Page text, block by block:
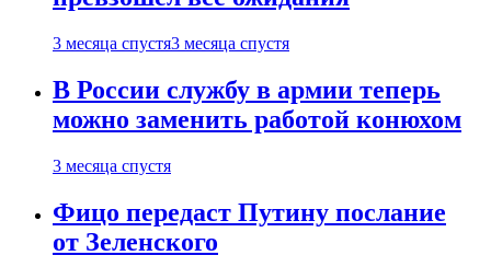
3 месяца спустя3 месяца спустя
В России службу в армии теперь
можно заменить работой конюхом
3 месяца спустя
Фицо передаст Путину послание
от Зеленского